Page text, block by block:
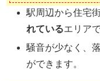
駅周辺から住宅
れているエリアで
騒音が少なく、
ができます。